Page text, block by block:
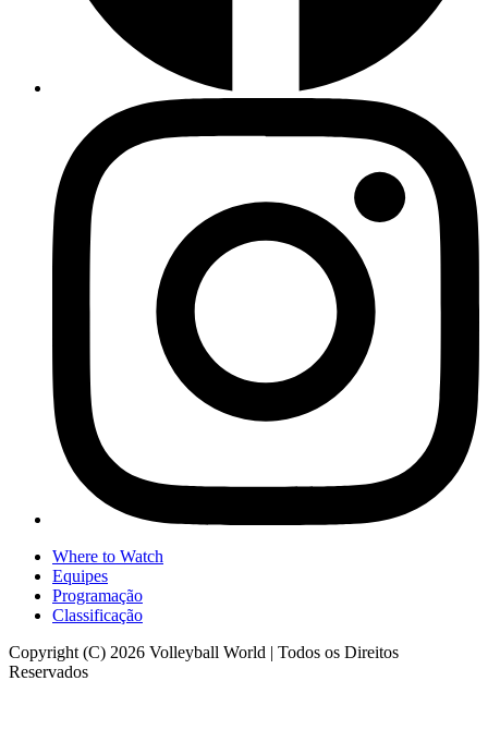
Where to Watch
Equipes
Programação
Classificação
Copyright (C) 2026 Volleyball World | Todos os Direitos
Reservados